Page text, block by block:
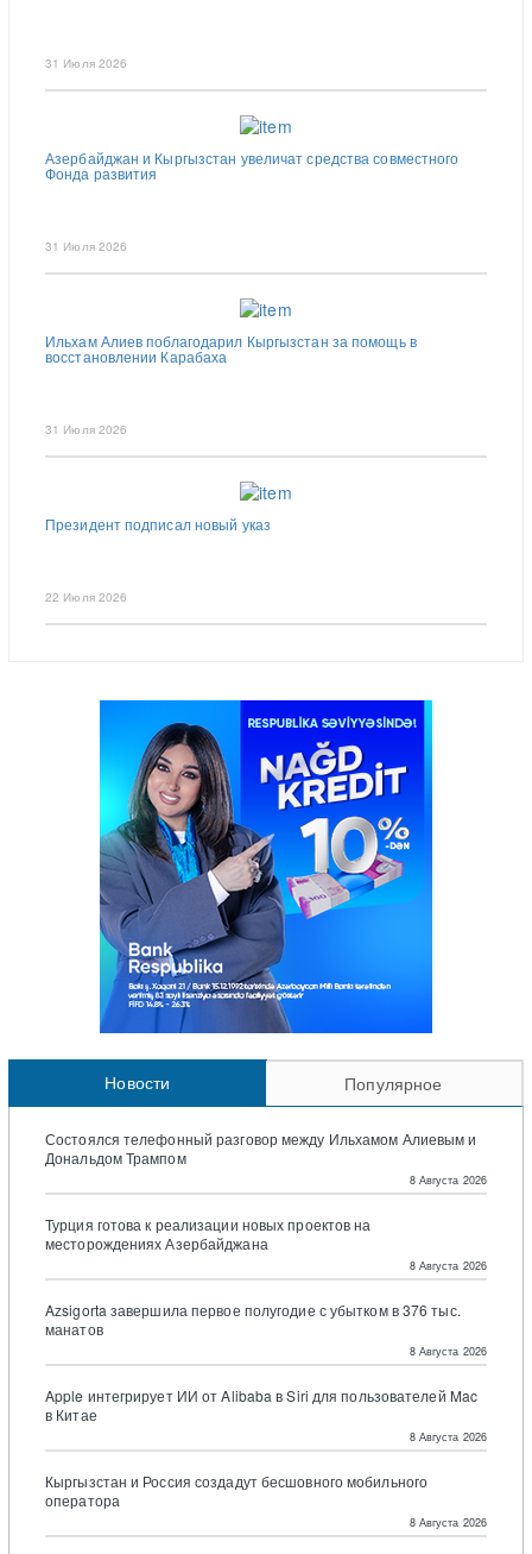
31 Июля 2026
Азербайджан и Кыргызстан увеличат средства совместного
Фонда развития
31 Июля 2026
Ильхам Алиев поблагодарил Кыргызстан за помощь в
восстановлении Карабаха
31 Июля 2026
Президент подписал новый указ
22 Июля 2026
Новости Популярное
Состоялся телефонный разговор между Ильхамом Алиевым и
Дональдом Трампом
8 Августа 2026
Турция готова к реализации новых проектов на
месторождениях Азербайджана
8 Августа 2026
Azsigorta завершила первое полугодие с убытком в 376 тыс.
манатов
8 Августа 2026
Apple интегрирует ИИ от Alibaba в Siri для пользователей Mac
в Китае
8 Августа 2026
Кыргызстан и Россия создадут бесшовного мобильного
оператора
8 Августа 2026